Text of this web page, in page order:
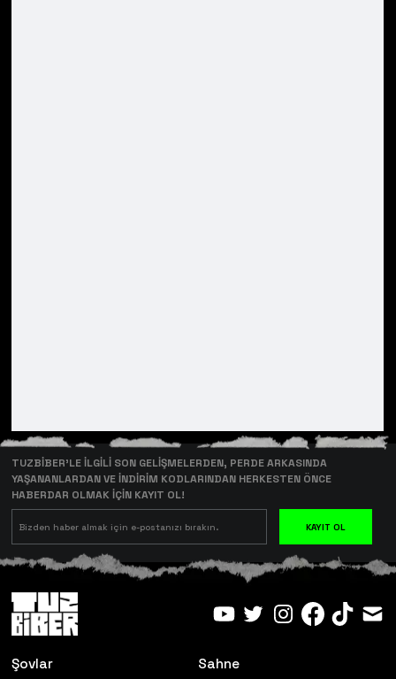
TUZBİBER’LE İLGİLİ SON GELİŞMELERDEN, PERDE ARKASINDA
YAŞANANLARDAN VE İNDİRİM KODLARINDAN HERKESTEN ÖNCE
HABERDAR OLMAK İÇİN KAYIT OL!
KAYIT OL
Şovlar Sahne